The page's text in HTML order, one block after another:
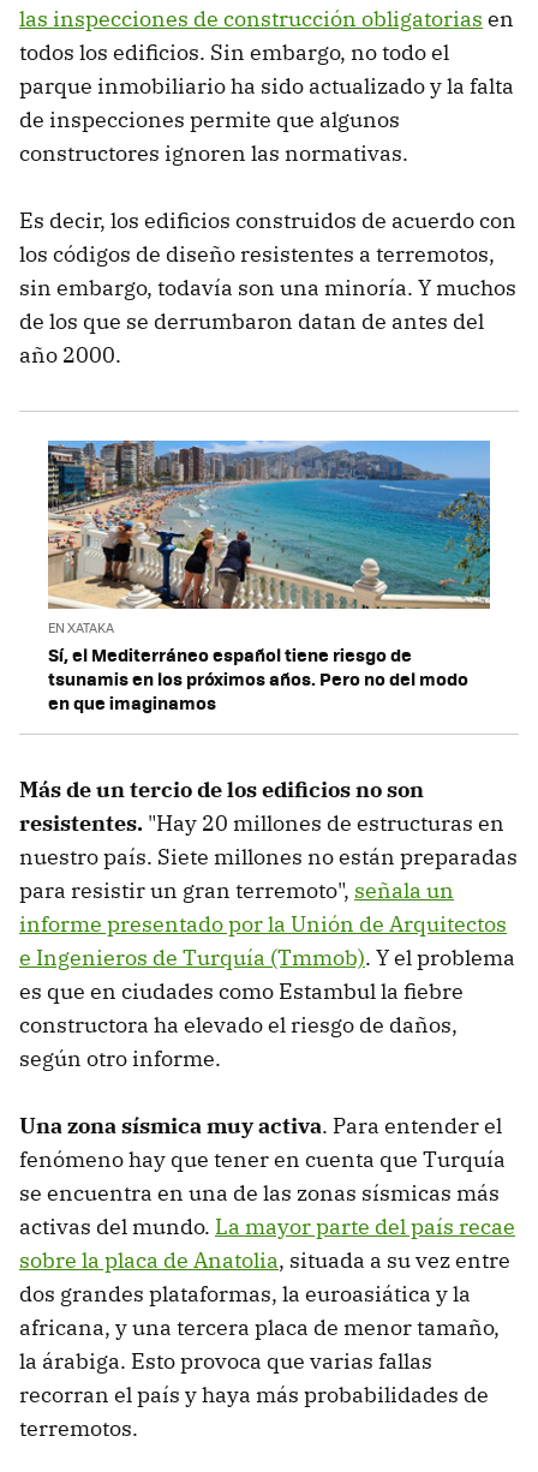
las inspecciones de construcción obligatorias en
todos los edificios. Sin embargo, no todo el
parque inmobiliario ha sido actualizado y la falta
de inspecciones permite que algunos
constructores ignoren las normativas.
Es decir, los edificios construidos de acuerdo con
los códigos de diseño resistentes a terremotos,
sin embargo, todavía son una minoría. Y muchos
de los que se derrumbaron datan de antes del
año 2000.
EN XATAKA
Sí, el Mediterráneo español tiene riesgo de
tsunamis en los próximos años. Pero no del modo
en que imaginamos
Más de un tercio de los edificios no son
resistentes. "Hay 20 millones de estructuras en
nuestro país. Siete millones no están preparadas
para resistir un gran terremoto", señala un
informe presentado por la Unión de Arquitectos
e Ingenieros de Turquía (Tmmob). Y el problema
es que en ciudades como Estambul la fiebre
constructora ha elevado el riesgo de daños,
según otro informe.
Una zona sísmica muy activa. Para entender el
fenómeno hay que tener en cuenta que Turquía
se encuentra en una de las zonas sísmicas más
activas del mundo. La mayor parte del país recae
sobre la placa de Anatolia, situada a su vez entre
dos grandes plataformas, la euroasiática y la
africana, y una tercera placa de menor tamaño,
la árabiga. Esto provoca que varias fallas
recorran el país y haya más probabilidades de
terremotos.